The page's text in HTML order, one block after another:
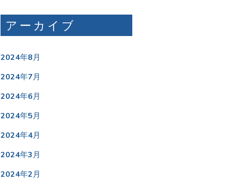
アーカイブ
2024年8月
2024年7月
2024年6月
2024年5月
2024年4月
2024年3月
2024年2月